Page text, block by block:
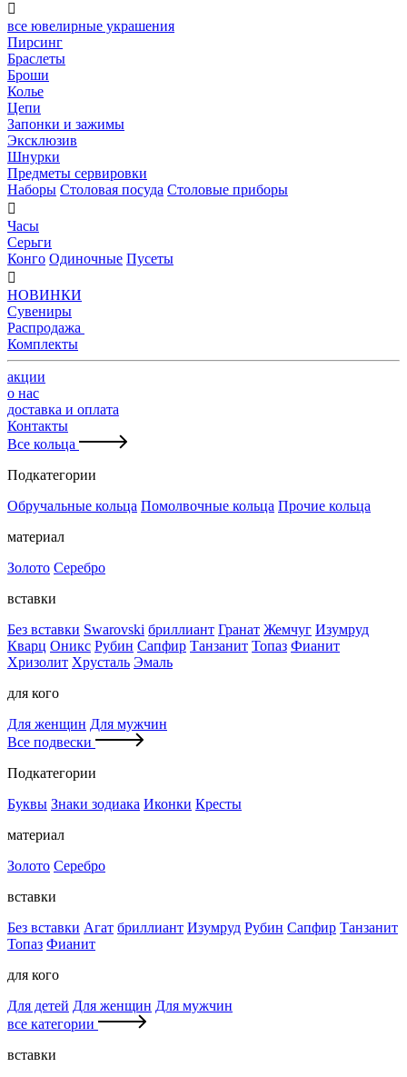

все ювелирные украшения
Пирсинг
Браслеты
Броши
Колье
Цепи
Запонки и зажимы
Эксклюзив
Шнурки
Предметы сервировки
Наборы Столовая посуда Столовые приборы

Часы
Серьги
Конго Одиночные Пусеты

НОВИНКИ
Сувениры
Распродажа
Комплекты
акции
о нас
доставка и оплата
Контакты
Все кольца
Подкатегории
Обручальные кольца Помолвочные кольца Прочие кольца
материал
Золото Серебро
вставки
Без вставки Swarovski бриллиант Гранат Жемчуг Изумруд
Кварц Оникс Рубин Сапфир Танзанит Топаз Фианит
Хризолит Хрусталь Эмаль
для кого
Для женщин Для мужчин
Все подвески
Подкатегории
Буквы Знаки зодиака Иконки Кресты
материал
Золото Серебро
вставки
Без вставки Агат бриллиант Изумруд Рубин Сапфир Танзанит
Топаз Фианит
для кого
Для детей Для женщин Для мужчин
все категории
вставки